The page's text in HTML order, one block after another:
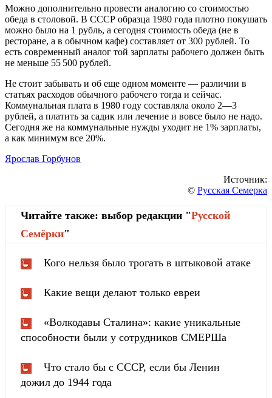
Можно дополнительно провести аналогию со стоимостью
обеда в столовой. В СССР образца 1980 года плотно покушать
можно было на 1 рубль, а сегодня стоимость обеда (не в
ресторане, а в обычном кафе) составляет от 300 рублей. То
есть современный аналог той зарплаты рабочего должен быть
не меньше 55 500 рублей.
Не стоит забывать и об еще одном моменте — различии в
статьях расходов обычного рабочего тогда и сейчас.
Коммунальная плата в 1980 году составляла около 2—3
рублей, а платить за садик или лечение и вовсе было не надо.
Сегодня же на коммунальные нужды уходит не 1% зарплаты,
а как минимум все 20%.
Ярослав Горбунов
Источник:
© Русская Семерка
Читайте также: выбор редакции "Русской
Cемёрки"
Кого нельзя было трогать в штыковой атаке
Какие вещи делают только евреи
«Волкодавы Сталина»: какие уникальные
способности были у сотрудников СМЕРШа
Что стало бы с СССР, если бы Ленин
дожил до 1944 года